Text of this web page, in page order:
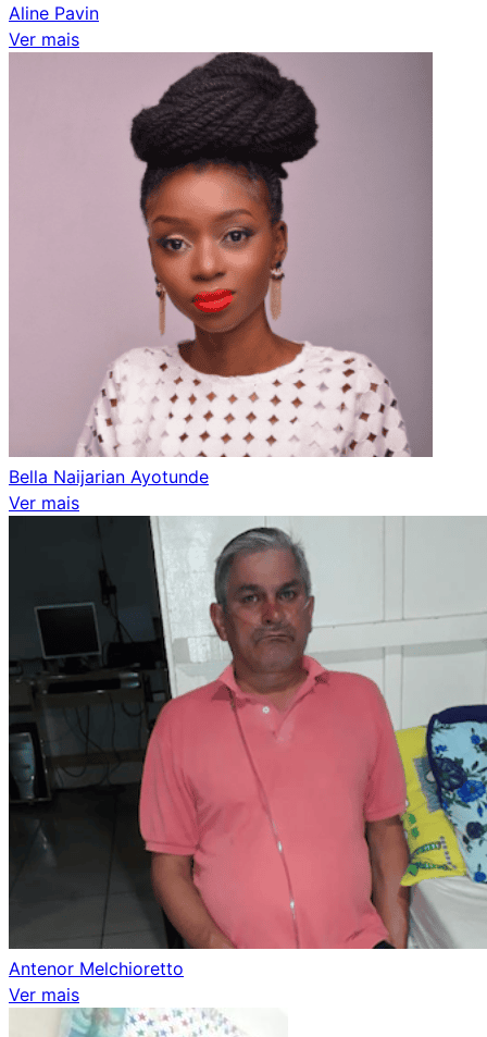
Aline Pavin
Ver mais
Bella Naijarian Ayotunde
Ver mais
Antenor Melchioretto
Ver mais